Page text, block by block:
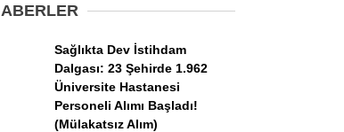
Tercih Robotu (Lise)
Sağlıkta Dev İstihdam
Dalgası: 23 Şehirde 1.962
Üniversite Hastanesi
Personeli Alımı Başladı!
(Mülakatsız Alım)